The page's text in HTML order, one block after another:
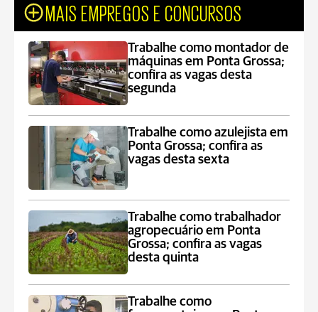
MAIS EMPREGOS E CONCURSOS
Trabalhe como montador de
máquinas em Ponta Grossa;
confira as vagas desta
segunda
Trabalhe como azulejista em
Ponta Grossa; confira as
vagas desta sexta
Trabalhe como trabalhador
agropecuário em Ponta
Grossa; confira as vagas
desta quinta
Trabalhe como